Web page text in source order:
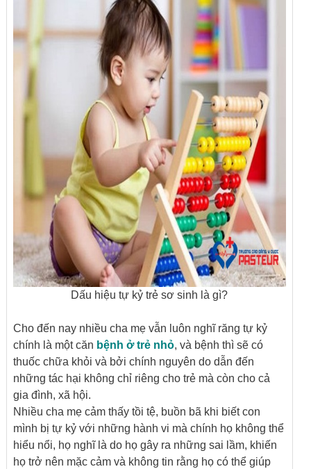
Dấu hiệu tự kỷ trẻ sơ sinh là gì?
Cho đến nay nhiều cha mẹ vẫn luôn nghĩ răng tự kỷ
chính là một căn bệnh ở trẻ nhỏ, và bệnh thì sẽ có
thuốc chữa khỏi và bởi chính nguyên do dẫn đến
những tác hại không chỉ riêng cho trẻ mà còn cho cả
gia đình, xã hội.
Nhiều cha mẹ cảm thấy tồi tệ, buồn bã khi biết con
mình bị tự kỷ với những hành vi mà chính họ không thể
hiểu nổi, họ nghĩ là do họ gây ra những sai lầm, khiến
họ trở nên mặc cảm và không tin rằng họ có thể giúp